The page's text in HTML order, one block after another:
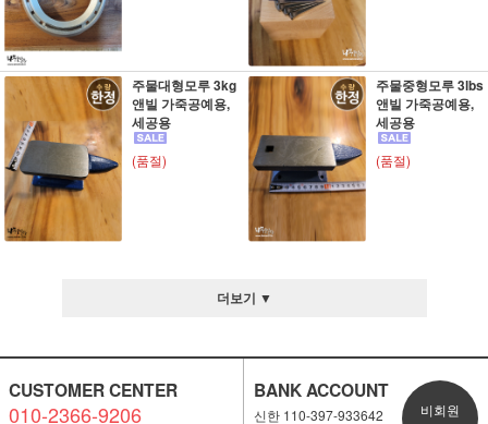
주물대형모루 3kg
앤빌 가죽공예용,
세공용
(품절)
주물중형모루 3lbs
앤빌 가죽공예용,
세공용
(품절)
더보기 ▼
CUSTOMER CENTER
010-2366-9206
BANK ACCOUNT
신한 110-397-933642
비회원